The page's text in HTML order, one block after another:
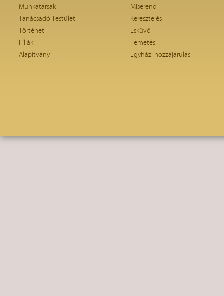
Munkatársak
Tanácsadó Testület
Történet
Fíliák
Alapítvány
Miserend
Keresztelés
Esküvő
Temetés
Egyházi hozzájárulás